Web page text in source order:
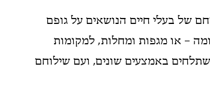
של בעלי חיים הנושאים על גופם
– או מגפות ומחלות, למקומות
באמצעים שונים, ועם שילוחם